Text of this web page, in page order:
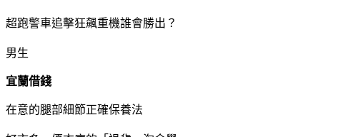
超跑警車追擊狂飆重機誰會勝出？
男生
宜蘭借錢
在意的腿部細節正確保養法